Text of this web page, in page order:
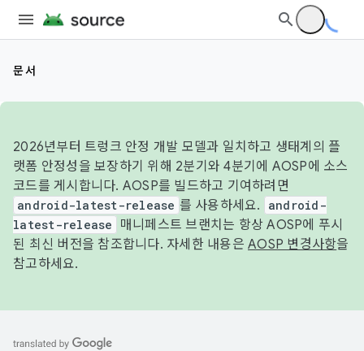
문서
2026년부터 트렁크 안정 개발 모델과 일치하고 생태계의 플
랫폼 안정성을 보장하기 위해 2분기와 4분기에 AOSP에 소스
코드를 게시합니다. AOSP를 빌드하고 기여하려면
android-latest-release 를 사용하세요.
android-
latest-release
매니페스트 브랜치는 항상 AOSP에 푸시
된 최신 버전을 참조합니다. 자세한 내용은 AOSP 변경사항을
참고하세요.